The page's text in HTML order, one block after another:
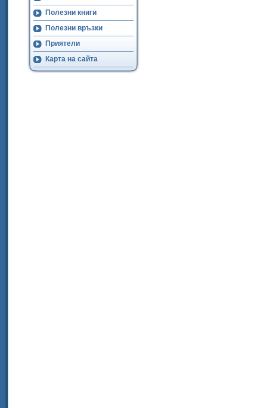
Полезни книги
Полезни връзки
Приятели
Карта на сайта